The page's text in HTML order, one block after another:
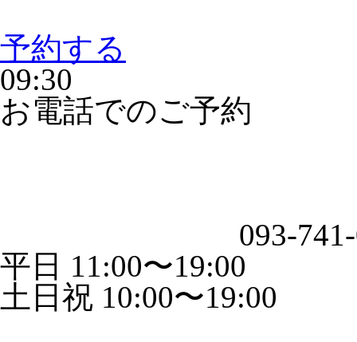
予約する
09:30
お電話でのご予約
093-
平日 11:00〜19:00
土日祝 10:00〜19:00